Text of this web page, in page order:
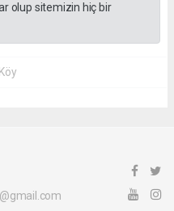
olup sitemizin hiç bir